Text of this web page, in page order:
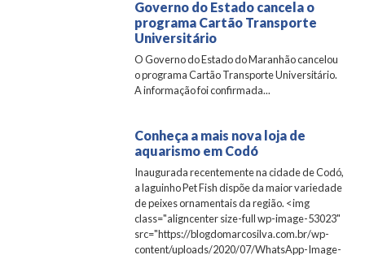
Governo do Estado cancela o
programa Cartão Transporte
Universitário
O Governo do Estado do Maranhão cancelou
o programa Cartão Transporte Universitário.
A informação foi confirmada...
Conheça a mais nova loja de
aquarismo em Codó
Inaugurada recentemente na cidade de Codó,
a laguinho Pet Fish dispõe da maior variedade
de peixes ornamentais da região. <img
class="aligncenter size-full wp-image-53023"
src="https://blogdomarcosilva.com.br/wp-
content/uploads/2020/07/WhatsApp-Image-